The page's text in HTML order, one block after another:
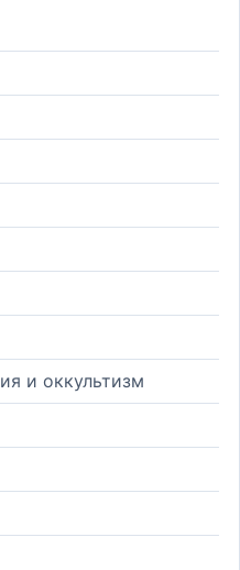
и оккультизм